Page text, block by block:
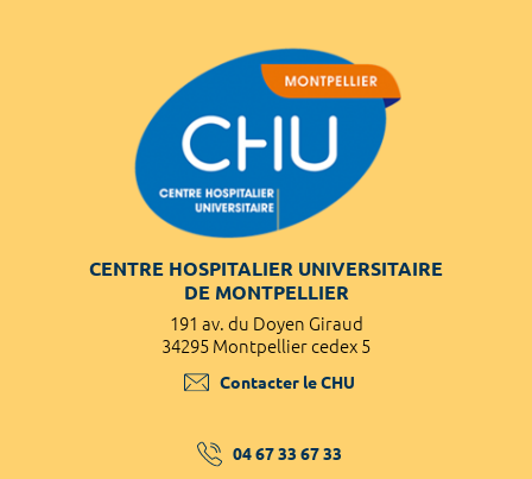
CENTRE HOSPITALIER UNIVERSITAIRE
DE MONTPELLIER
191 av. du Doyen Giraud
34295 Montpellier cedex 5
Contacter le CHU
04 67 33 67 33